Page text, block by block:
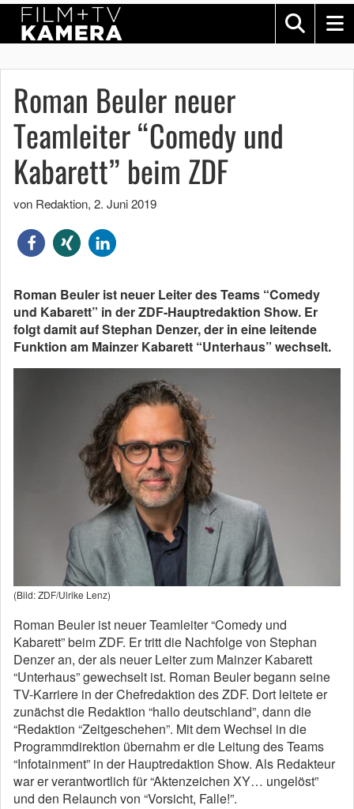
Roman Beuler neuer
Teamleiter “Comedy und
Kabarett” beim ZDF
von Redaktion, 2. Juni 2019
Roman Beuler ist neuer Leiter des Teams “Comedy
und Kabarett” in der ZDF-Hauptredaktion Show. Er
folgt damit auf Stephan Denzer, der in eine leitende
Funktion am Mainzer Kabarett “Unterhaus” wechselt.
(Bild: ZDF/Ulrike Lenz)
Roman Beuler ist neuer Teamleiter “Comedy und
Kabarett” beim ZDF. Er tritt die Nachfolge von Stephan
Denzer an, der als neuer Leiter zum Mainzer Kabarett
“Unterhaus” gewechselt ist. Roman Beuler begann seine
TV-Karriere in der Chefredaktion des ZDF. Dort leitete er
zunächst die Redaktion “hallo deutschland”, dann die
“Redaktion “Zeitgeschehen”. Mit dem Wechsel in die
Programmdirektion übernahm er die Leitung des Teams
“Infotainment” in der Hauptredaktion Show. Als Redakteur
war er verantwortlich für “Aktenzeichen XY… ungelöst”
und den Relaunch von “Vorsicht, Falle!”.